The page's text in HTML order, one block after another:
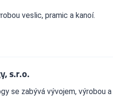
veslic, pramic a kanoí.
s.r.o.
se zabývá vývojem, výrobou a